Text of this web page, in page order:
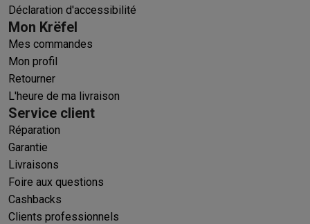
Déclaration d'accessibilité
Mon Krëfel
Mes commandes
Mon profil
Retourner
L'heure de ma livraison
Service client
Réparation
Garantie
Livraisons
Foire aux questions
Cashbacks
Clients professionnels